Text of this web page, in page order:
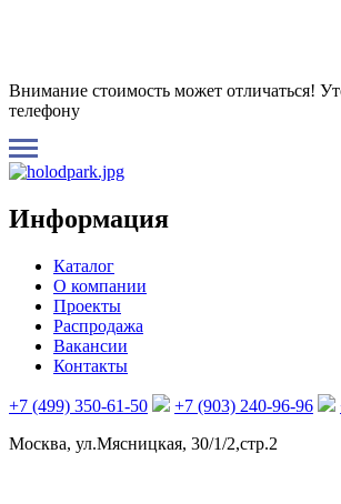
Внимание стоимость может отличаться!
телефону
Информация
Каталог
О компании
Проекты
Распродажа
Вакансии
Контакты
+7 (499) 350-61-50 +7 (903) 240-96-96
Москва, ул.Мясницкая, 30/1/2,стр.2